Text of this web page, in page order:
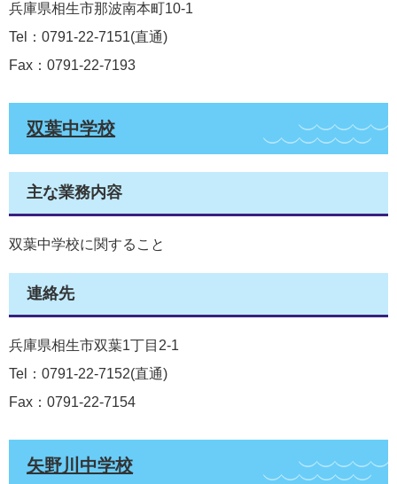
兵庫県相生市那波南本町10-1
Tel：0791-22-7151 直通
Fax：0791-22-7193
双葉中学校
主な業務内容
双葉中学校に関すること
連絡先
兵庫県相生市双葉1丁目2-1
Tel：0791-22-7152 直通
Fax：0791-22-7154
矢野川中学校